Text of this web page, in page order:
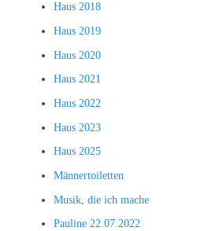
Haus 2018
Haus 2019
Haus 2020
Haus 2021
Haus 2022
Haus 2023
Haus 2025
Männertoiletten
Musik, die ich mache
Pauline 22.07.2022